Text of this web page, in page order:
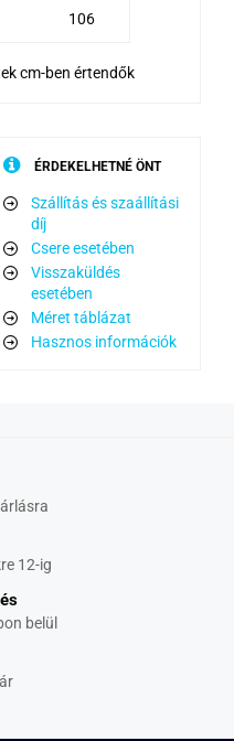
106
cm-ben értendők
ÉRDEKELHETNÉ ÖNT
Szállítás és szaállítási
díj
Csere esetében
Visszaküldés
esetében
Méret táblázat
Hasznos információk
12-ig
belül